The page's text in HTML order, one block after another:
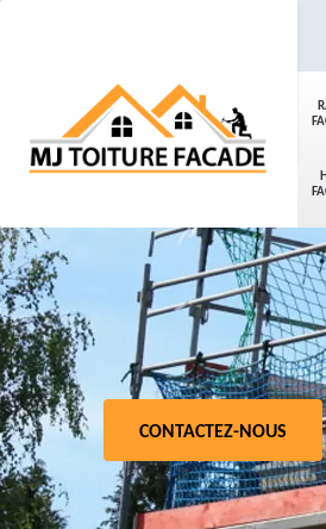
CONTACTEZ-NOUS